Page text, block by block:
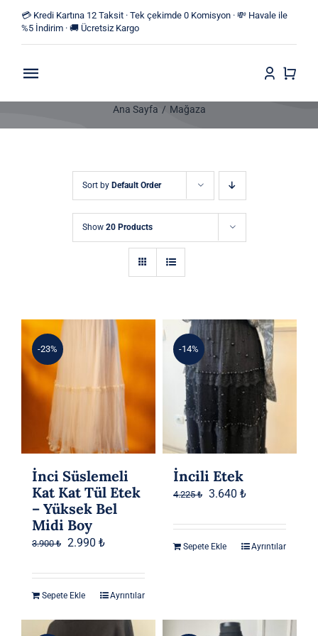
content
💳 Kredi Kartına 12 Taksit · Tek çekimde 0 Komisyon · 💸 Havale ile
%5 İndirim · 🚚 Ücretsiz Kargo
Toggle
Navigation
Yeni Ürünler
Ana Sayfa Mağaza
Sort by Default Order
Show 20 Products
-23%
İnci Süslemeli
Kat Kat Tül Etek
– Yüksek Bel
Midi Boy
3.900₺
Orijinal
3.900 ₺.
2.990 ₺Şu
fiyat:
2.990 ₺.
Sepete Ekle Ayrıntılar
-14%
İncili Etek
4.225₺ Orijinal
4.225 ₺.
3.640 ₺Şu
fiyat:
3.640 ₺.
Sepete Ekle Ayrıntılar